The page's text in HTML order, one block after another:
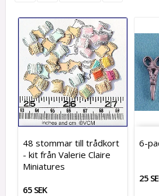
48 stommar till trådkort
- kit från Valerie Claire
Miniatures
65 SEK
6-
25